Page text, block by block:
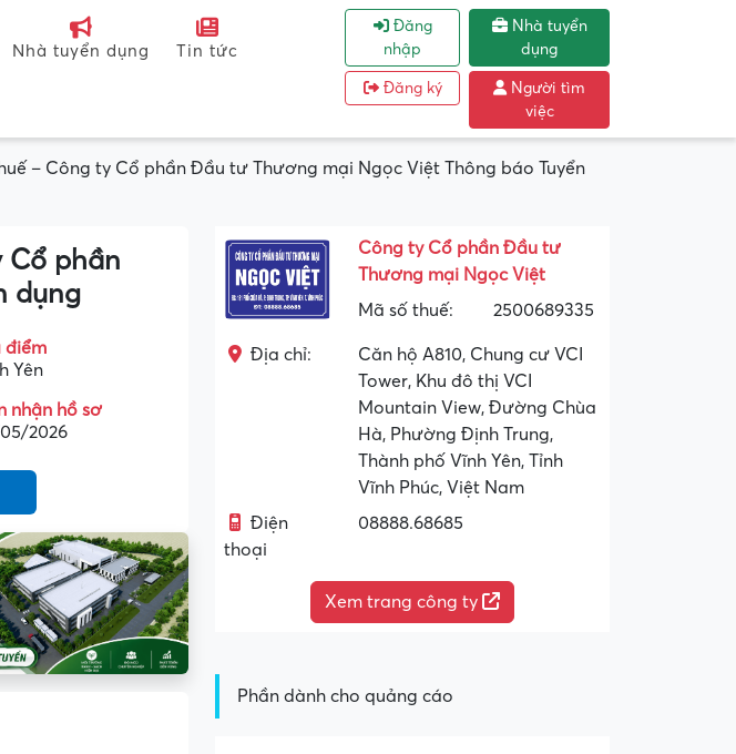
Nhà tuyển dụng Tin tức
Đăng
nhập
Đăng ký
Nhà tuyển
dụng
Người tìm
việc
– Công ty Cổ phần Đầu tư Thương mại Ngọc Việt Thông báo Tuyển
Cổ phần
dụng
điểm
Yên
nhận hồ sơ
2026
Công ty Cổ phần Đầu tư
Thương mại Ngọc Việt
Mã số thuế:
2500689335
Địa chỉ:
Căn hộ A810, Chung cư VCI
Tower, Khu đô thị VCI
Mountain View, Đường Chùa
Hà, Phường Định Trung,
Thành phố Vĩnh Yên, Tỉnh
Vĩnh Phúc, Việt Nam
Điện
thoại
08888.68685
Xem trang công ty
Phần dành cho quảng cáo